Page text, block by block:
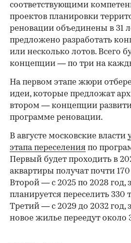
соответствующими
проектов планировки
реновации объединены в 31
предложено разработать
или несколько лотов. Всего
концепции — по три на
На первом этапе жюри
идеи, которые предложат
втором — концепции
программе реновации.
В августе московские власти
этапа переселения по
Первый будет проходить в
аквартиры получат почти
Второй — с 2025 по 2028 год,
планируется переселить 330
Третий — с 2029 до 2032 год,
новое жилье переедут около